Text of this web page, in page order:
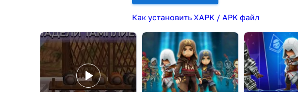
Как установить XAPK / APK файл